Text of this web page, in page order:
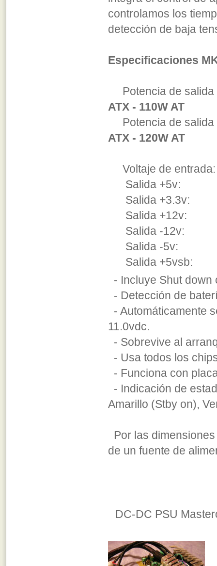
controlamos los
detección de baja
Especificaciones
Potencia de
ATX - 110W AT
Potencia de
ATX - 120W AT
Voltaje de
Salida +5v:
Salida +3.3v:
Salida +12v:
Salida -12v:
Salida -5v:
Salida +5vsb:
- Incluye Shut down
- Detección de
- Automáticamente
11.0vdc.
- Sobrevive al
- Usa todos los
- Funciona con
- Indicación de
Amarillo (Stby on),
Por las
de un fuente de
DC-DC PSU